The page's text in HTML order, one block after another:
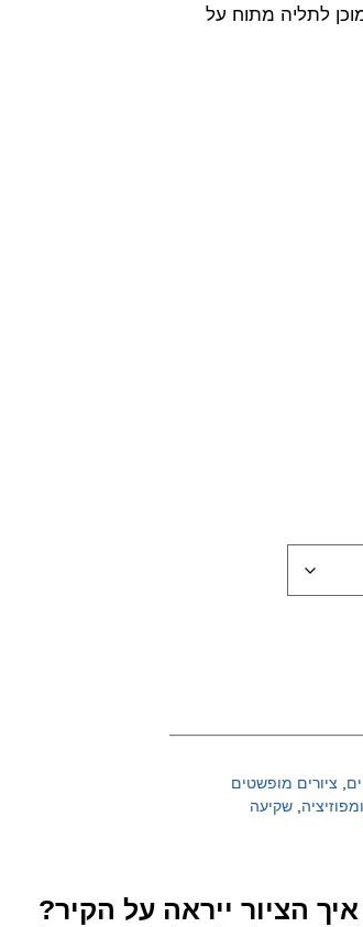
לתליה מתוח על
, ציורים מופשטים
, שקיעה
הציור ייראה על הקיר?